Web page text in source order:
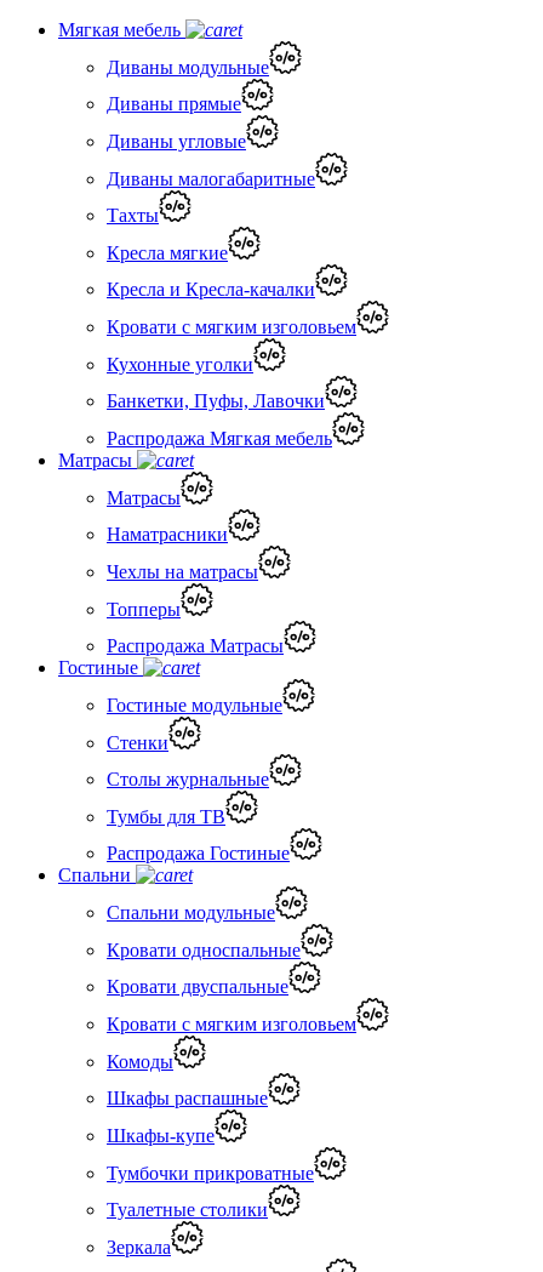
Мягкая мебель
Диваны модульные
Диваны прямые
Диваны угловые
Диваны малогабаритные
Тахты
Кресла мягкие
Кресла и Кресла-качалки
Кровати с мягким изголовьем
Кухонные уголки
Банкетки, Пуфы, Лавочки
Распродажа Мягкая мебель
Матрасы
Матрасы
Наматрасники
Чехлы на матрасы
Топперы
Распродажа Матрасы
Гостиные
Гостиные модульные
Стенки
Столы журнальные
Тумбы для ТВ
Распродажа Гостиные
Спальни
Спальни модульные
Кровати односпальные
Кровати двуспальные
Кровати с мягким изголовьем
Комоды
Шкафы распашные
Шкафы-купе
Тумбочки прикроватные
Туалетные столики
Зеркала